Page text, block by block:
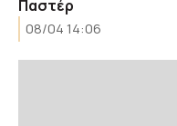
Παστέρ
08/04 14:06